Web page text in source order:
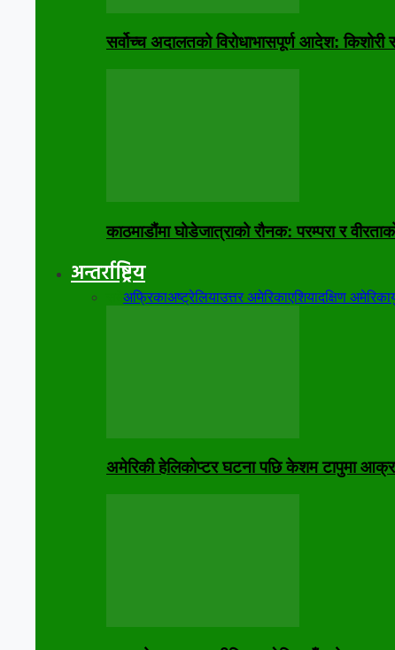
सर्वोच्च अदालतको विरोधाभासपूर्ण आदेश: किशोरी
काठमाडौंमा घोडेजात्राको रौनक: परम्परा र
अन्तर्राष्ट्रिय
अफ्रिकाअष्ट्रेलियाउत्तर अमेरिकाएशियादक्षिण अमेरिका
अमेरिकी हेलिकोप्टर घटना पछि केशम टापुमा